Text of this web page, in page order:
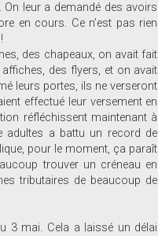
On leur a demandé des avoirs
en cours. Ce n’est pas rien
des chapeaux, on avait fait
des flyers, et on avait
leurs portes, ils ne verseront
effectué leur versement en
réfléchissent maintenant à
adultes a battu un record de
pour le moment, ça paraît
trouver un créneau en
tributaires de beaucoup de
3 mai. Cela a laissé un délai